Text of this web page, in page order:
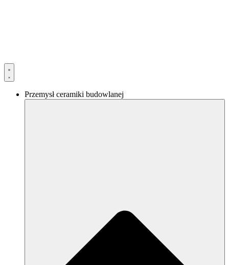
Przemysł ceramiki budowlanej